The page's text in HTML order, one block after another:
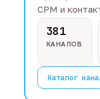
CPM и
381
КАНАЛОВ
Каталог